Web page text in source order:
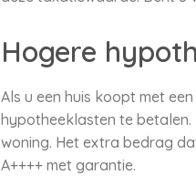
Hogere
Als u een huis koopt met
hypotheeklasten te
woning. Het extra bedrag
A++++ met garantie.